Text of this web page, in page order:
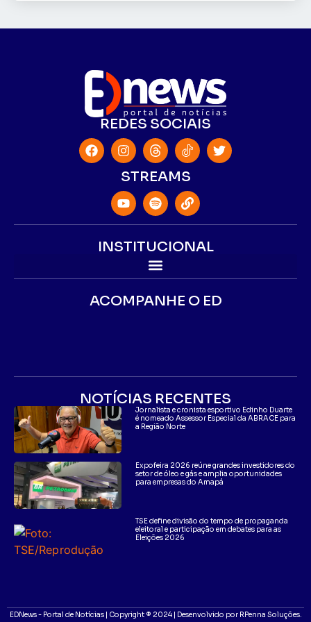
REDES SOCIAIS
STREAMS
INSTITUCIONAL
ACOMPANHE O ED
NOTÍCIAS RECENTES
Jornalista e cronista esportivo Edinho Duarte
é nomeado Assessor Especial da ABRACE para
a Região Norte
Expofeira 2026 reúne grandes investidores do
setor de óleo e gás e amplia oportunidades
para empresas do Amapá
TSE define divisão do tempo de propaganda
eleitoral e participação em debates para as
Eleições 2026
EDNews - Portal de Notícias | Copyright ® 2024 | Desenvolvido por RPenna Soluções.